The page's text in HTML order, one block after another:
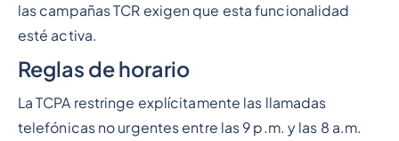
las campañas TCR exigen que esta funcionalidad
esté activa.
Reglas de horario
La TCPA restringe explícitamente las llamadas
telefónicas no urgentes entre las 9 p.m. y las 8 a.m.